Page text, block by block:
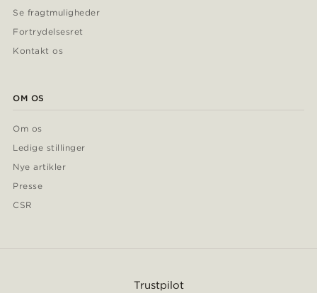
Se fragtmuligheder
Fortrydelsesret
Kontakt os
OM OS
Om os
Ledige stillinger
Nye artikler
Presse
CSR
Trustpilot